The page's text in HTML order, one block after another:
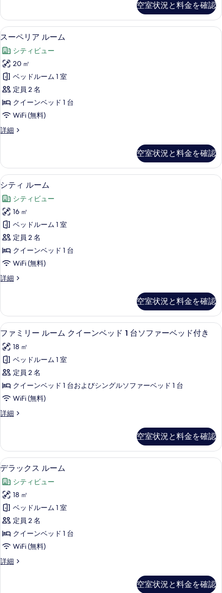
の
す
べ
て
の
写
真
を
表
示
ー
ド
ル
ム
の
詳
細
空室状況と料金を確認
ス
ー
ペ
リ
ア
ル
ー
の
べ
て
の
写
真
を
表
示
す
る
スーペリア ルーム | セーフティボッ
8
スーペリア ルーム
シティビュー
20 ㎡
ベッドルーム 1 室
定員 2 名
クイーンベッド 1 台
WiFi (無料)
詳細
ス
ア
ル
ー
の
詳
細
空室状況と料金を確認
シ
テ
ィ
ル
ー
ム
の
べ
の
写
真
を
表
示
す
る
9
シティ ルーム
シティビュー
16 ㎡
ベッドルーム 1 室
定員 2 名
クイーンベッド 1 台
WiFi (無料)
詳細
シ
ー
ム
の
細
空室状況と料金を確認
フ
ァ
ミ
リ
ー
ル
ム
イ
ー
ン
ベ
ッ
ド
1
台
ソ
フ
ファミリー ルーム クイーンベッド
9
ファミリー ルーム クイーンベッド 1 台ソファーベッド付き
18 ㎡
ベッドルーム 1 室
定員 2 名
クイーンベッド 1 台およびシングルソファーベッド 1 台
WiFi (無料)
詳細
フ
ー
ル
ー
ク
イ
ー
ン
ベ
ッ
ド
台
ソ
空室状況と料金を確認
デ
ラ
ッ
ク
ス
ル
ー
の
デラックス ルーム | セーフティボッ
13
デラックス ルーム
シティビュー
18 ㎡
ベッドルーム 1 室
定員 2 名
クイーンベッド 1 台
WiFi (無料)
詳細
デ
空室状況と料金を確認